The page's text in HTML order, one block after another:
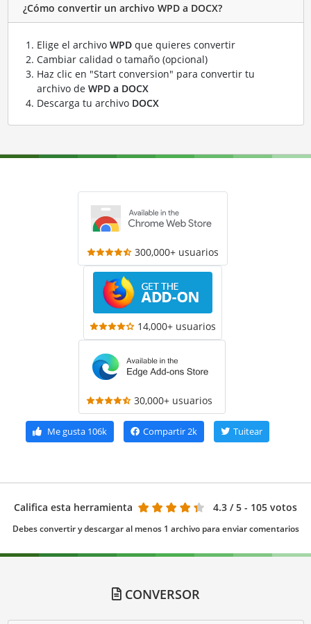
¿Cómo convertir un archivo WPD a DOCX?
Elige el archivo WPDque quieres convertir
Cambiar calidad o tamaño (opcional)
Haz clic en "Start conversion" para convertir tu
archivo de WPD a DOCX
Descarga tu archivo DOCX
300,000+ usuarios
14,000+ usuarios
30,000+ usuarios
Me gusta106k Compartir2k Tuitear
Califica esta herramienta 4.3 / 5 - 105 votos
Debes convertir y descargar al menos 1 archivo para enviar comentarios
CONVERSOR